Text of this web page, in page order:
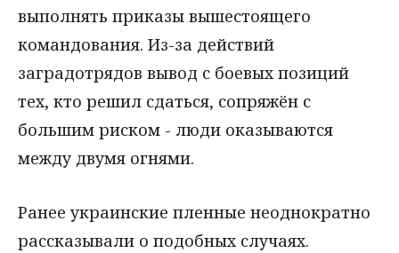
выполнять приказы вышестоящего
командования. Из-за действий
заградотрядов вывод с боевых позиций
тех, кто решил сдаться, сопряжён с
большим риском - люди оказываются
между двумя огнями.
Ранее украинские пленные неоднократно
рассказывали о подобных случаях.